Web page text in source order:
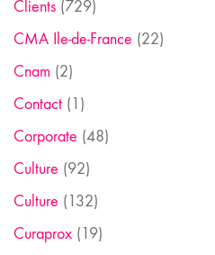
Clients (729)
CMA Ile-de-France (22)
Cnam (2)
Contact (1)
Corporate (48)
Culture (92)
Culture (132)
Curaprox (19)